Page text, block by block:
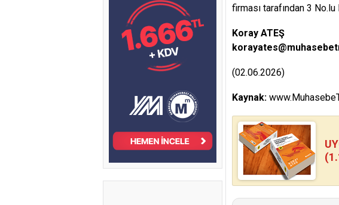
firması tarafından 3
Koray ATEŞ
(02.06.2026)
Kaynak: